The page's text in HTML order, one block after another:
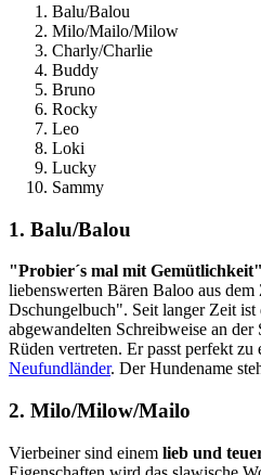
Balu/Balou
Milo/Mailo/Milow
Charly/Charlie
Buddy
Bruno
Rocky
Leo
Loki
Lucky
Sammy
1. Balu/Balou
"Probier´s mal mit Gemütlichkeit"
liebenswerten Bären Baloo aus
Dschungelbuch". Seit langer Zeit ist
abgewandelten Schreibweise an
Rüden vertreten. Er passt perfekt zu
Neufundländer. Der Hundename
2. Milo/Milow/Mailo
Vierbeiner sind einem lieb und